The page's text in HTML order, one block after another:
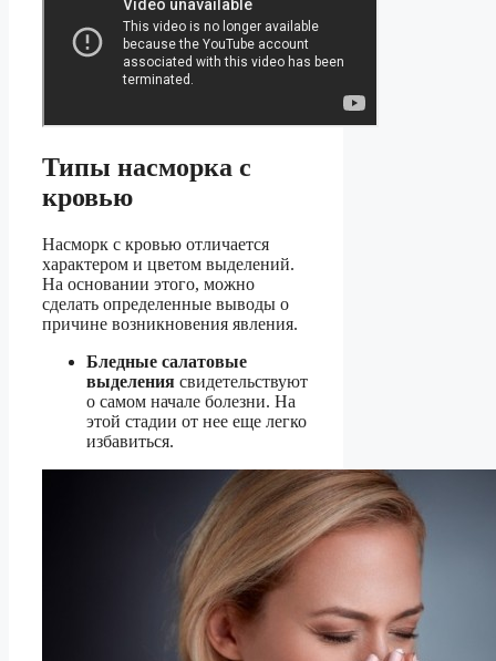
Типы насморка с
кровью
Насморк с кровью отличается
характером и цветом выделений.
На основании этого, можно
сделать определенные выводы о
причине возникновения явления.
Бледные салатовые
выделения свидетельствуют
о самом начале болезни. На
этой стадии от нее еще легко
избавиться.